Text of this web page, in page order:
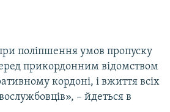
поліпшення умов пропуску
прикордонним відомством
кордоні, і вжиття всіх
– йдеться в